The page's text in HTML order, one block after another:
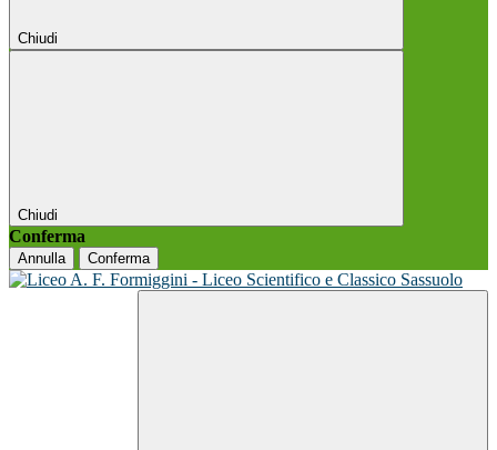
Chiudi
Chiudi
Conferma
Annulla Conferma